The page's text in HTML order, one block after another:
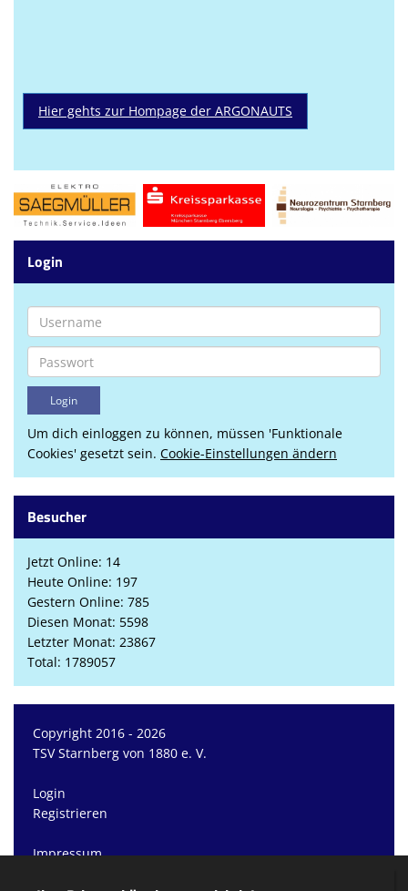
Hier gehts zur Hompage der ARGONAUTS
Login
Um dich einloggen zu können, müssen 'Funktionale
Cookies' gesetzt sein. Cookie-Einstellungen ändern
Besucher
Jetzt Online: 14
Heute Online: 197
Gestern Online: 785
Diesen Monat: 5598
Letzter Monat: 23867
Total: 1789057
Copyright 2016 - 2026
TSV Starnberg von 1880 e. V.
Login
Registrieren
Impressum